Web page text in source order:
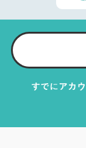
すでにアカ